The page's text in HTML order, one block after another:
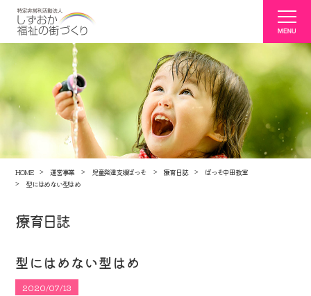
HOME 運営事業 児童発達支援ぱっそ 療育日誌
ぱっそ中田教室
型にはめない型はめ
療育日誌
型にはめない型はめ
2020/07/13